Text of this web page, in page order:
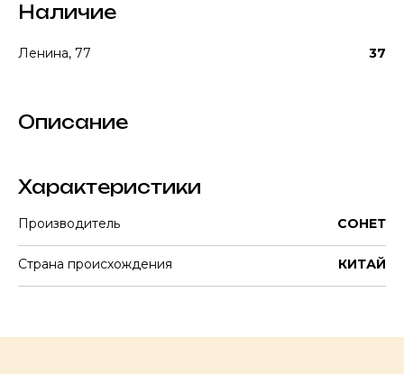
Наличие
Ленина, 77 37
Описание
Характеристики
Производитель СОНЕТ
Страна происхождения КИТАЙ